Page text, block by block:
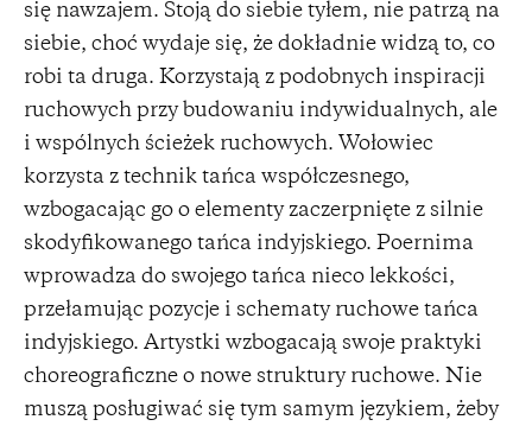
się nawzajem. Stoją do siebie tyłem, nie patrzą na
siebie, choć wydaje się, że dokładnie widzą to, co
robi ta druga. Korzystają z podobnych inspiracji
ruchowych przy budowaniu indywidualnych, ale
i wspólnych ścieżek ruchowych. Wołowiec
korzysta z technik tańca współczesnego,
wzbogacając go o elementy zaczerpnięte z silnie
skodyfikowanego tańca indyjskiego. Poernima
wprowadza do swojego tańca nieco lekkości,
przełamując pozycje i schematy ruchowe tańca
indyjskiego. Artystki wzbogacają swoje praktyki
choreograficzne o nowe struktury ruchowe. Nie
muszą posługiwać się tym samym językiem, żeby